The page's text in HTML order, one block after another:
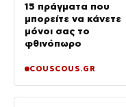
15 πράγματα που
μπορείτε να κάνετε
μόνοι σας το
φθινόπωρο
COUSCOUS.GR